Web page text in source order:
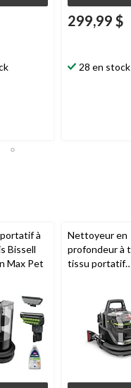
299,99 $
28 en stock
à
Bissell
Max Pet
Nettoyeur en
profondeur à
tissu portatif